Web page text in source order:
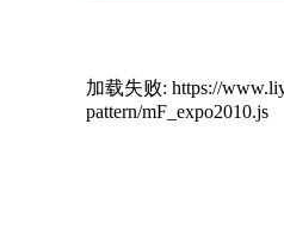
加载失败: https://
pattern/mF_expo2010.js